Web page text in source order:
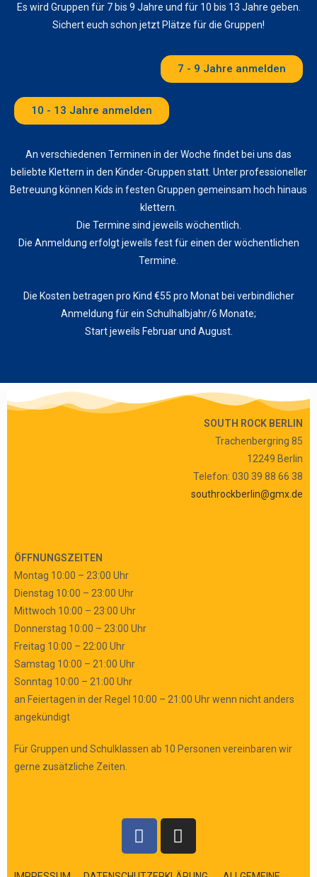
Es wird Gruppen für 7 bis 9 Jahre und für 10 bis 13 Jahre geben.
Sichert euch schon jetzt Plätze für die Gruppen!
7 - 9 Jahre anmelden
10 - 13 Jahre anmelden
An verschiedenen Terminen in der Woche findet bei uns das
beliebte Klettern in den Kinder-Gruppen statt. Unter professioneller
Betreuung können Kids in festen Gruppen gemeinsam hoch hinaus
klettern.
Die Termine sind jeweils wöchentlich.
Die Anmeldung erfolgt jeweils fest für einen der wöchentlichen
Termine.
Die Kosten betragen pro Kind €55 pro Monat bei verbindlicher
Anmeldung für ein Schulhalbjahr/6 Monate;
Start jeweils Februar und August.
SOUTH ROCK BERLIN
Trachenbergring 85
12249 Berlin
Telefon: 030 39 88 66 38
southrockberlin@gmx.de
ÖFFNUNGSZEITEN
Montag 10:00 – 23:00 Uhr
Dienstag 10:00 – 23:00 Uhr
Mittwoch 10:00 – 23:00 Uhr
Donnerstag 10:00 – 23:00 Uhr
Freitag 10:00 – 22:00 Uhr
Samstag 10:00 – 21:00 Uhr
Sonntag 10:00 – 21:00 Uhr
an Feiertagen in der Regel 10:00 – 21:00 Uhr wenn nicht anders
angekündigt
Für Gruppen und Schulklassen ab 10 Personen vereinbaren wir
gerne zusätzliche Zeiten.